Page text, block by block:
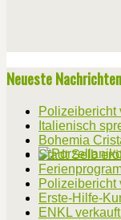
Neueste
Polizeibericht
Italienisch
Bohemia
Stadt Selb
Polizeibericht
Erste-Hilfe-
ENKL